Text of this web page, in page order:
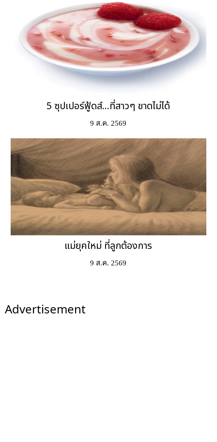
5 ซุปเปอร์ฟู้ดส์...ที่สาวๆ ขาดไม่ได้
9 ส.ค. 2569
แม่ยุคใหม่ ที่ลูกต้องการ
9 ส.ค. 2569
Advertisement